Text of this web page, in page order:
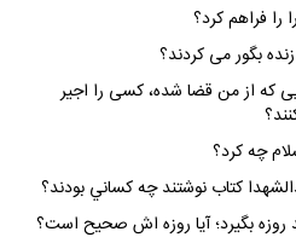
را فراهم كرد؟
بگور مى كردند؟
كه از من قضا شده، كسى را اجير
چه كرد؟
كتاب نوشتند چه كساني بودند؟
روزه بگيرد؛ آيا روزه ‏اش صحيح است؟